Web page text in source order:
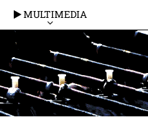
MULTIMEDIA